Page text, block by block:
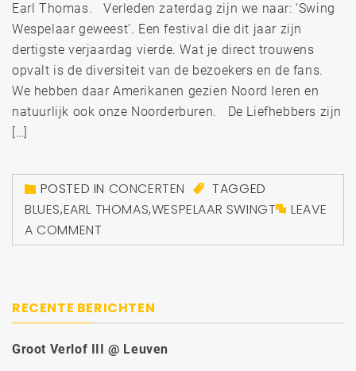
Earl Thomas. Verleden zaterdag zijn we naar: ‘Swing
Wespelaar geweest’. Een festival die dit jaar zijn
dertigste verjaardag vierde. Wat je direct trouwens
opvalt is de diversiteit van de bezoekers en de fans.
We hebben daar Amerikanen gezien Noord Ieren en
natuurlijk ook onze Noorderburen. De Liefhebbers zijn
[…]
POSTED IN CONCERTEN
TAGGED
BLUES,EARL THOMAS,WESPELAAR SWINGT
LEAVE
A COMMENT
RECENTE BERICHTEN
Groot Verlof III @ Leuven